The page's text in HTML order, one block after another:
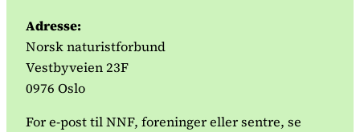
Adresse:
Norsk naturistforbund
Vestbyveien 23F
0976 Oslo
For e-post til NNF, foreninger eller sentre, se